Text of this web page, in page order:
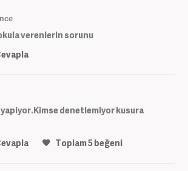
verenlerin sorunu
denetlemiyor kusura
Toplam5beğeni